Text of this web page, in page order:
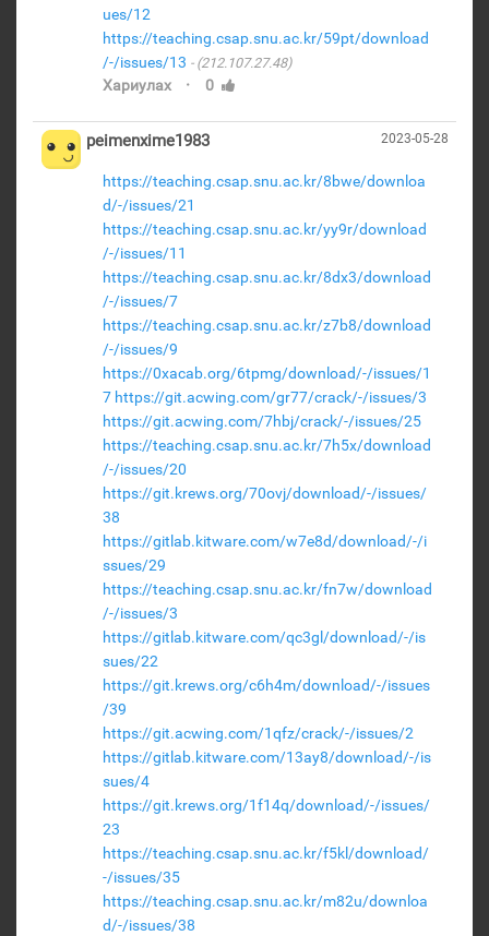
ues/12
https://teaching.csap.snu.ac.kr/59pt/download
/-/issues/13
(212.107.27.48)
Хариулах · 0
2023-05-28
peimenxime1983
https://teaching.csap.snu.ac.kr/8bwe/downloa
d/-/issues/21
https://teaching.csap.snu.ac.kr/yy9r/download
/-/issues/11
https://teaching.csap.snu.ac.kr/8dx3/download
/-/issues/7
https://teaching.csap.snu.ac.kr/z7b8/download
/-/issues/9
https://0xacab.org/6tpmg/download/-/issues/1
7 https://git.acwing.com/gr77/crack/-/issues/3
https://git.acwing.com/7hbj/crack/-/issues/25
https://teaching.csap.snu.ac.kr/7h5x/download
/-/issues/20
https://git.krews.org/70ovj/download/-/issues/
38
https://gitlab.kitware.com/w7e8d/download/-/i
ssues/29
https://teaching.csap.snu.ac.kr/fn7w/download
/-/issues/3
https://gitlab.kitware.com/qc3gl/download/-/is
sues/22
https://git.krews.org/c6h4m/download/-/issues
/39
https://git.acwing.com/1qfz/crack/-/issues/2
https://gitlab.kitware.com/13ay8/download/-/is
sues/4
https://git.krews.org/1f14q/download/-/issues/
23
https://teaching.csap.snu.ac.kr/f5kl/download/
-/issues/35
https://teaching.csap.snu.ac.kr/m82u/downloa
d/-/issues/38